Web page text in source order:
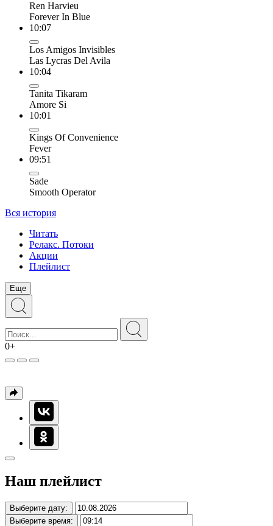
Ren Harvieu
Forever In Blue
10:07
Los Amigos Invisibles
Las Lycras Del Avila
10:04
Tanita Tikaram
Amore Si
10:01
Kings Of Convenience
Fever
09:51
Sade
Smooth Operator
Вся история
Читать
Релакс. Потоки
Акции
Плейлист
Еще
0+
Наш плейлист
Выберите дату:
Выберите время: